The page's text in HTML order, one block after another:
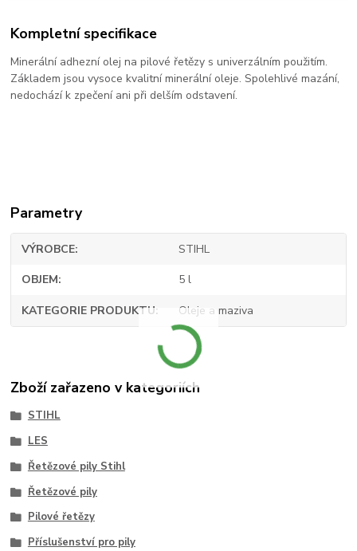
Kompletní specifikace
Minerální adhezní olej na pilové řetězy s univerzálním použitím.
Základem jsou vysoce kvalitní minerální oleje. Spolehlivé mazání,
nedochází k zpečení ani při delším odstavení.
Parametry
VÝROBCE STIHL
OBJEM 5 l
KATEGORIE PRODUKTU Oleje a maziva
Zboží zařazeno v kategoriích
STIHL
LES
Řetězové pily Stihl
Řetězové pily
Pilové řetězy
Příslušenství pro pily